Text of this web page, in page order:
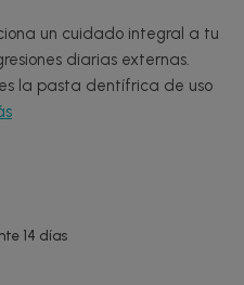
un cuidado integral a tu
diarias externas.
la pasta dentífrica de uso
14 días